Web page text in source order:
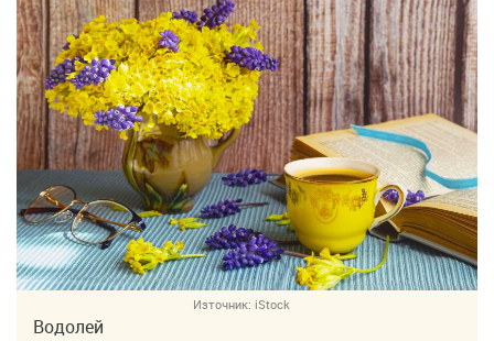
Източник: iStock
Водолей